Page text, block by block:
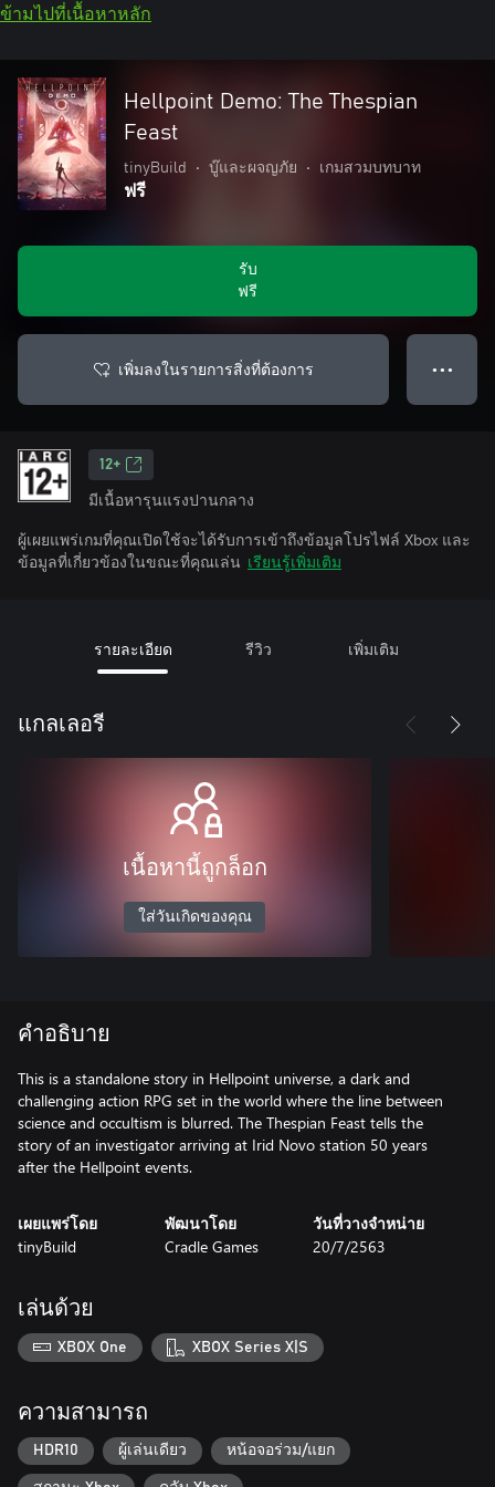
ข้ามไปที่เนื้อหาหลัก
Hellpoint Demo: The Thespian
Feast
tinyBuild • บู๊และผจญภัย • เกมสวมบทบาท
ฟรี
รับ
ฟรี
เพิ่มลงในรายการสิ่งที่ต้องการ ● ● ●
12+
มีเนื้อหารุนแรงปานกลาง
ผู้เผยแพร่เกมที่คุณเปิดใช้จะได้รับการเข้าถึงข้อมูลโปรไฟล์ Xbox และ
ข้อมูลที่เกี่ยวข้องในขณะที่คุณเล่น เรียนรู้เพิ่มเติม
รายละเอียด รีวิว เพิ่มเติม
แกลเลอรี
เนื้อหานี้ถูกล็อก
ใส่วันเกิดของคุณ
คำอธิบาย
This is a standalone story in Hellpoint universe, a dark and
challenging action RPG set in the world where the line between
science and occultism is blurred. The Thespian Feast tells the
story of an investigator arriving at Irid Novo station 50 years
after the Hellpoint events.
เผยแพร่โดย
tinyBuild
พัฒนาโดย
Cradle Games
วันที่วางจำหน่าย
20/7/2563
เล่นด้วย
XBOX One XBOX Series X|S
ความสามารถ
HDR10 ผู้เล่นเดียว หน้อจอร่วม/แยก